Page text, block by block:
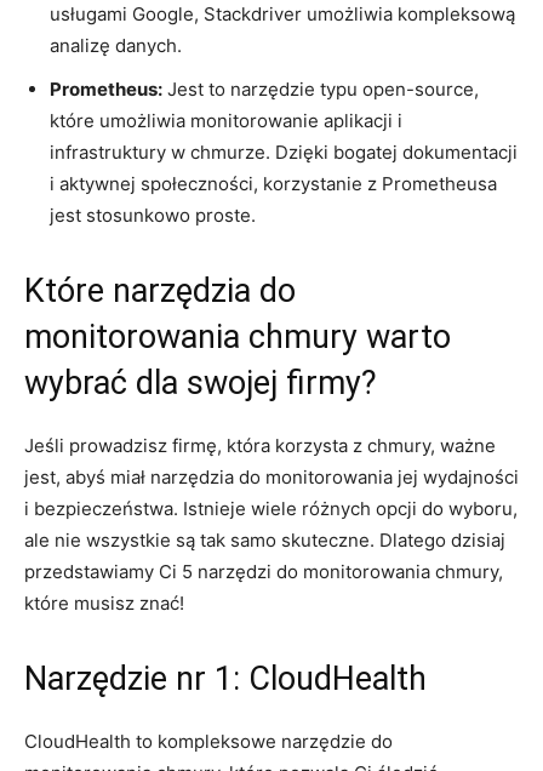
usługami Google,⁤ Stackdriver umożliwia kompleksową
analizę ​danych.
Prometheus: ⁢Jest to narzędzie typu open-source,
które⁢ umożliwia monitorowanie ⁢aplikacji⁢ i
infrastruktury w chmurze.​ Dzięki‌ bogatej dokumentacji
i‌ aktywnej ⁣społeczności, korzystanie z ⁤Prometheusa
jest⁣ stosunkowo proste.
Które‍ narzędzia ​do
monitorowania chmury⁢ warto
wybrać ⁤dla swojej firmy?
Jeśli prowadzisz firmę, która ⁢korzysta‌ z ⁢chmury, ważne
jest, abyś⁤ miał narzędzia⁢ do monitorowania jej⁣ wydajności
i bezpieczeństwa. ‍Istnieje ⁤wiele różnych⁢ opcji⁣ do ⁣wyboru,
ale nie wszystkie są​ tak samo skuteczne. Dlatego dzisiaj
przedstawiamy Ci 5⁣ narzędzi do‍ monitorowania chmury,
które musisz ‌znać!
Narzędzie ‍nr ⁣1: CloudHealth
CloudHealth⁤ to ⁢kompleksowe narzędzie do